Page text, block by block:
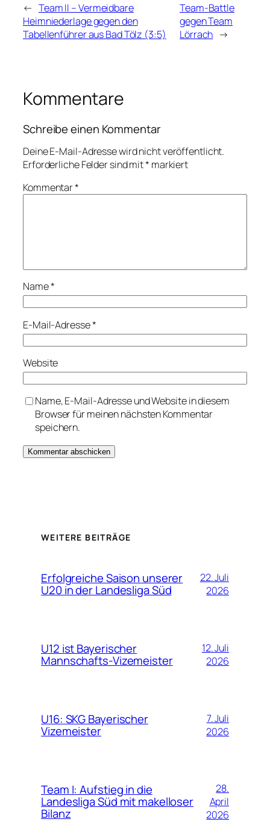
← Team II – Vermeidbare
Heimniederlage gegen den
Tabellenführer aus Bad Tölz (3:5)
Team-Battle
gegen Team
Lörrach →
Kommentare
Schreibe einen Kommentar
Deine E-Mail-Adresse wird nicht veröffentlicht.
Erforderliche Felder sind mit* markiert
Kommentar*
Name*
E-Mail-Adresse*
Website
Name, E-Mail-Adresse und Website in diesem
Browser für meinen nächsten Kommentar
speichern.
WEITERE BEITRÄGE
Erfolgreiche Saison unserer
U20 in der Landesliga Süd
22. Juli
2026
U12 ist Bayerischer
Mannschafts-Vizemeister
12. Juli
2026
U16: SKG Bayerischer
Vizemeister
7. Juli
2026
Team I: Aufstieg in die
Landesliga Süd mit makelloser
Bilanz
28.
April
2026